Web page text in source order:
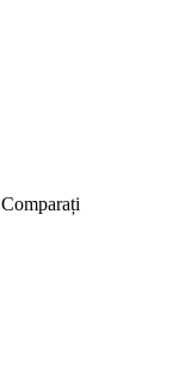
Comparați